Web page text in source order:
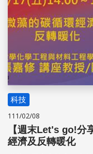
科技
111/02/08
【週末Let's go!分
經濟及反轉暖化